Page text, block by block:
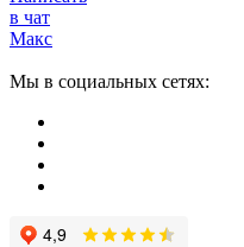
Мы в социальных сетях: